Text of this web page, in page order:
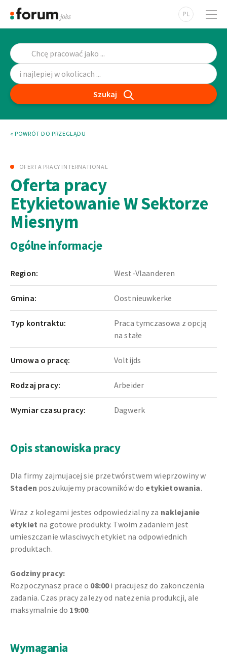
PL
Szukaj
« POWRÓT DO PRZEGLĄDU
OFERTA PRACY INTERNATIONAL
Oferta pracy
Etykietowanie W Sektorze
Miesnym
Ogólne informacje
Region: West-Vlaanderen
Gmina: Oostnieuwkerke
Typ kontraktu:
Praca tymczasowa z opcją
na stałe
Umowa o pracę: Voltijds
Rodzaj pracy: Arbeider
Wymiar czasu pracy: Dagwerk
Opis stanowiska pracy
Dla firmy zajmujacej sie przetwórstwem wieprzowiny w
Staden poszukujemy pracowników do etykietowania.
Wraz z kolegami jestes odpowiedzialny za naklejanie
etykiet na gotowe produkty. Twoim zadaniem jest
umieszczanie wlasciwych etykiet na odpowiednich
produktach.
Godziny pracy:
Rozpoczynasz prace o 08:00i pracujesz do zakonczenia
zadania. Czas pracy zalezy od natezenia produkcji, ale
maksymalnie do 19:00.
Wymagania